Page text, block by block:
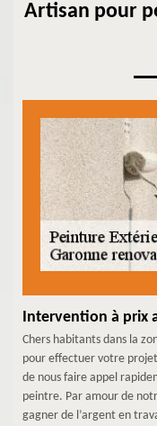
Artisan pour
Intervention à prix
Chers habitants dans la
pour effectuer votre
de nous faire appel
peintre. Par amour de
gagner de l’argent en